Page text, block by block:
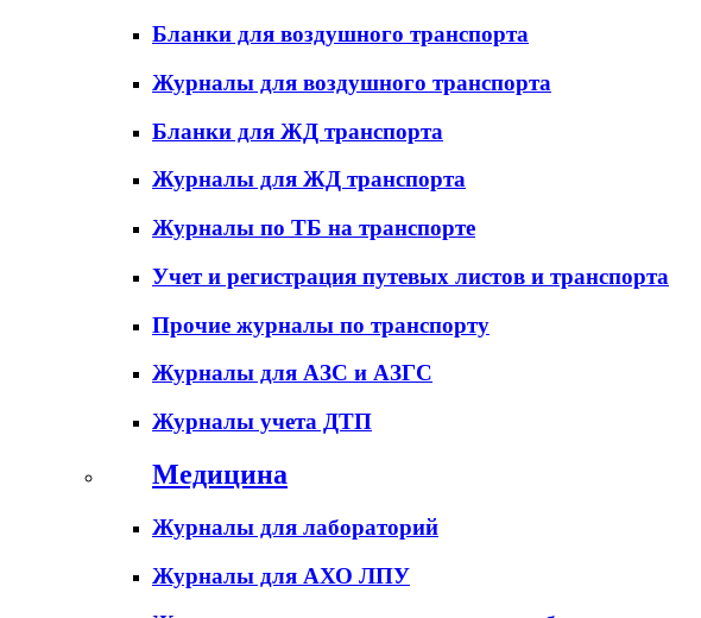
Бланки для воздушного транспорта
Журналы для воздушного транспорта
Бланки для ЖД транспорта
Журналы для ЖД транспорта
Журналы по ТБ на транспорте
Учет и регистрация путевых листов и транспорта
Прочие журналы по транспорту
Журналы для АЗС и АЗГС
Журналы учета ДТП
Медицина
Журналы для лабораторий
Журналы для АХО ЛПУ